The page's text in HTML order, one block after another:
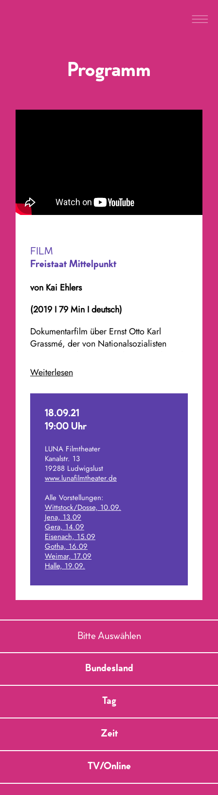
Programm
FILM
Freistaat Mittelpunkt
von Kai Ehlers
(2019 I 79 Min I deutsch)
Dokumentarfilm über Ernst Otto Karl
Grassmé, der von Nationalsozialisten
nach seiner Entlassung bis zu seinem Tod
im Wald lebte.
Lorenz, anschließend Diskussion mit Kai
Ehlers
Weiterlesen
18.09.21
19:00 Uhr
LUNA Filmtheater
Kanalstr. 13
19288 Ludwigslust
www.lunafilmtheater.de
Alle Vorstellungen:
Wittstock/Dosse, 10.09.
Jena, 13.09
Gera, 14.09
Eisenach, 15.09
Gotha, 16.09
Weimar, 17.09
Halle, 19.09.
Bitte Auswählen
Bundesland
Tag
Zeit
TV/Online